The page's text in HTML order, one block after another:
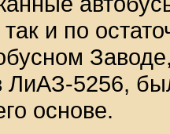
и по
ЛиАЗ-5256,
основе.